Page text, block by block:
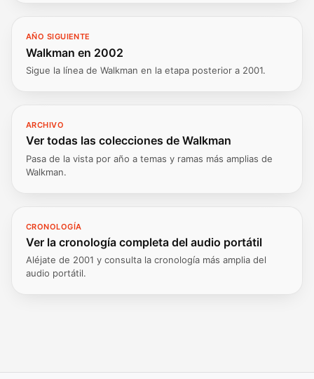
AÑO SIGUIENTE
Walkman en 2002
Sigue la línea de Walkman en la etapa posterior a 2001.
ARCHIVO
Ver todas las colecciones de Walkman
Pasa de la vista por año a temas y ramas más amplias de
Walkman.
CRONOLOGÍA
Ver la cronología completa del audio portátil
Aléjate de 2001 y consulta la cronología más amplia del
audio portátil.